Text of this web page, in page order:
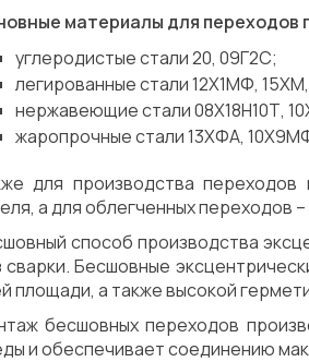
Сваркаматериалы для переходов
углеродистые стали 20, 09Г2С;
легированные стали 12Х1МФ,
нержавеющие стали 08Х18Н10Т,
жаропрочные стали 13ХФА,
для производства переходов
а для облегченных переходов
способ производства
сварки. Бесшовные
площади, а также высокой
бесшовных переходов
и обеспечивает соединению